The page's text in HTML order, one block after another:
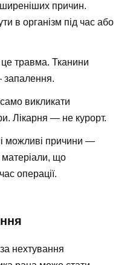
причин.
в організм під час або
це травма. Тканини
запалення.
викликати
Лікарня — не курорт.
можливі причини —
матеріали, що
операції.
нехтування